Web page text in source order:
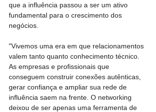
que a influência passou a ser um ativo
fundamental para o crescimento dos
negócios.
"Vivemos uma era em que relacionamentos
valem tanto quanto conhecimento técnico.
As empresas e profissionais que
conseguem construir conexões autênticas,
gerar confiança e ampliar sua rede de
influência saem na frente. O networking
deixou de ser apenas uma ferramenta de